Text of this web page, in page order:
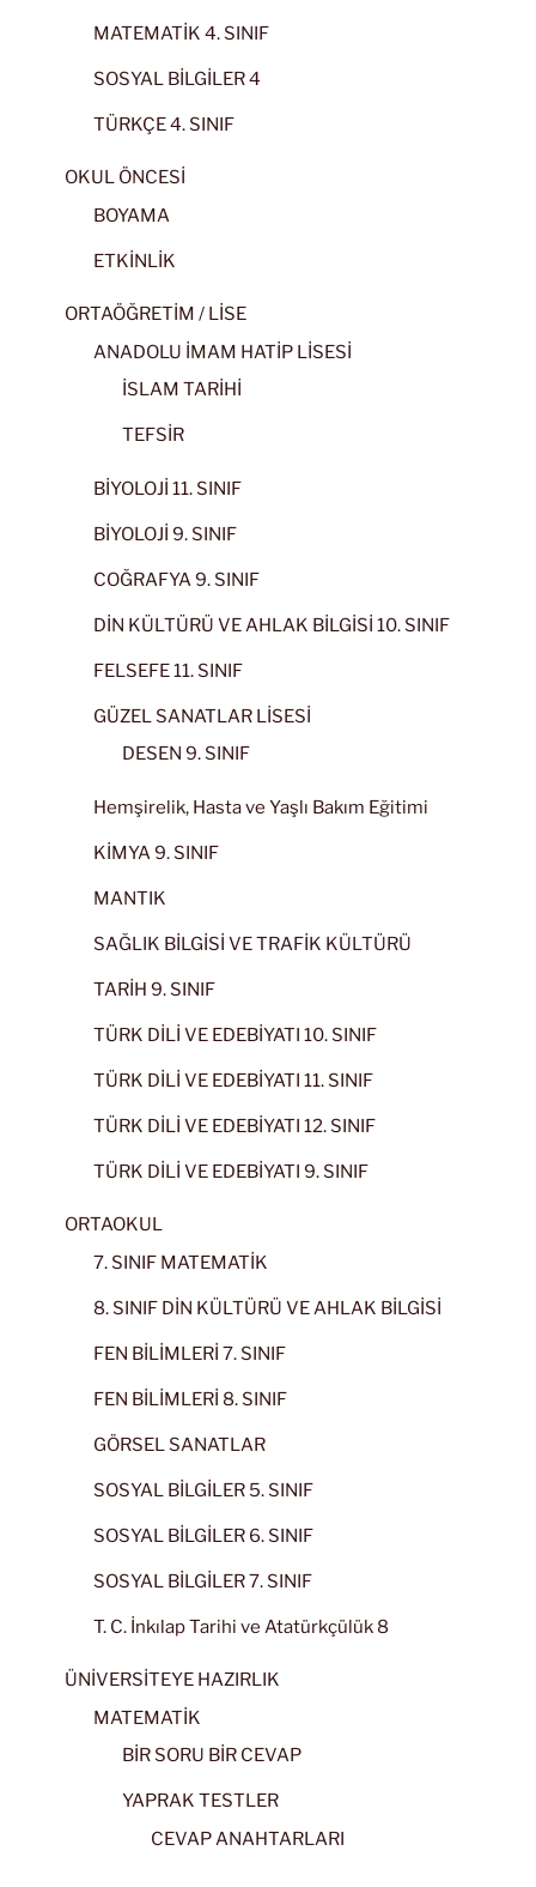
MATEMATİK 4. SINIF
SOSYAL BİLGİLER 4
TÜRKÇE 4. SINIF
OKUL ÖNCESİ
BOYAMA
ETKİNLİK
ORTAÖĞRETİM / LİSE
ANADOLU İMAM HATİP LİSESİ
İSLAM TARİHİ
TEFSİR
BİYOLOJİ 11. SINIF
BİYOLOJİ 9. SINIF
COĞRAFYA 9. SINIF
DİN KÜLTÜRÜ VE AHLAK BİLGİSİ 10. SINIF
FELSEFE 11. SINIF
GÜZEL SANATLAR LİSESİ
DESEN 9. SINIF
Hemşirelik, Hasta ve Yaşlı Bakım Eğitimi
KİMYA 9. SINIF
MANTIK
SAĞLIK BİLGİSİ VE TRAFİK KÜLTÜRÜ
TARİH 9. SINIF
TÜRK DİLİ VE EDEBİYATI 10. SINIF
TÜRK DİLİ VE EDEBİYATI 11. SINIF
TÜRK DİLİ VE EDEBİYATI 12. SINIF
TÜRK DİLİ VE EDEBİYATI 9. SINIF
ORTAOKUL
7. SINIF MATEMATİK
8. SINIF DİN KÜLTÜRÜ VE AHLAK BİLGİSİ
FEN BİLİMLERİ 7. SINIF
FEN BİLİMLERİ 8. SINIF
GÖRSEL SANATLAR
SOSYAL BİLGİLER 5. SINIF
SOSYAL BİLGİLER 6. SINIF
SOSYAL BİLGİLER 7. SINIF
T. C. İnkılap Tarihi ve Atatürkçülük 8
ÜNİVERSİTEYE HAZIRLIK
MATEMATİK
BİR SORU BİR CEVAP
YAPRAK TESTLER
CEVAP ANAHTARLARI